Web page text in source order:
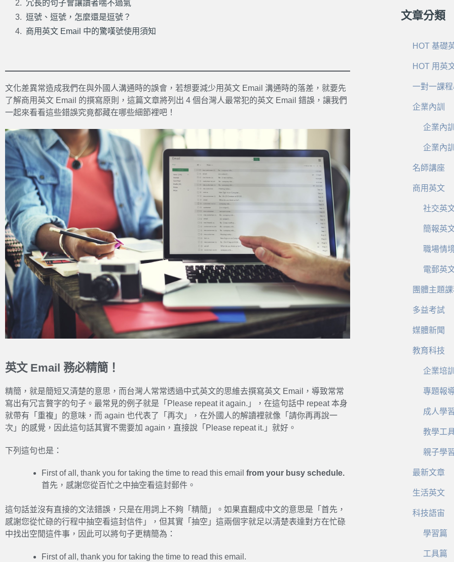
冗長的句子會讓讀者喘不過氣
逗號、逗號，怎麼還是逗號？
商用英文 Email 中的驚嘆號使用須知
文化差異常造成我們在與外國人溝通時的誤會，若想要減少用英文 Email 溝通時的落差，就要先
了解商用英文 Email 的撰寫原則，這篇文章將列出 4 個台灣人最常犯的英文 Email 錯誤，讓我們
一起來看看這些錯誤究竟都藏在哪些細節裡吧！
英文 Email 務必精簡！
精簡，就是簡短又清楚的意思，而台灣人常常透過中式英文的思維去撰寫英文 Email，導致常常
寫出有冗言贅字的句子。最常見的例子就是「Please repeat it again.」，在這句話中 repeat 本身
就帶有「重複」的意味，而 again 也代表了「再次」，在外國人的解讀裡就像「請你再再說一
次」的感覺，因此這句話其實不需要加 again，直接說「Please repeat it.」就好。
下列這句也是：
First of all, thank you for taking the time to read this email from your busy schedule.
首先，感謝您從百忙之中抽空看這封郵件。
這句話並沒有直接的文法錯誤，只是在用詞上不夠「精簡」。如果直翻成中文的意思是「首先，
感謝您從忙碌的行程中抽空看這封信件」，但其實「抽空」這兩個字就足以清楚表達對方在忙碌
中找出空閒這件事，因此可以將句子更精簡為：
First of all, thank you for taking the time to read this email.
文章分類
HOT 基礎
HOT 用英
一對一課
企業內訓
企業內
企業內
名師講座
商用英文
社交英
簡報英
職場情
電郵英
團體主題
多益考試
媒體新聞
教育科技
企業培
專題報
成人學
教學工
親子學
最新文章
生活英文
科技語宙
學習篇
工具篇